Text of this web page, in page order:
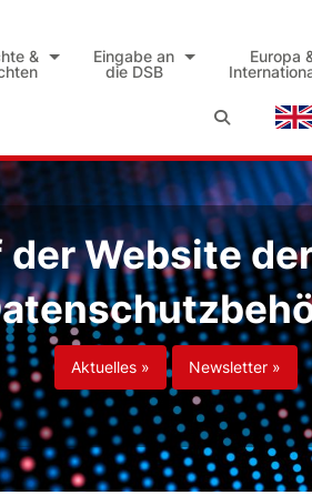
&
Eingabe an
die DSB
Europa
Website
Aktuelles » Newsletter »